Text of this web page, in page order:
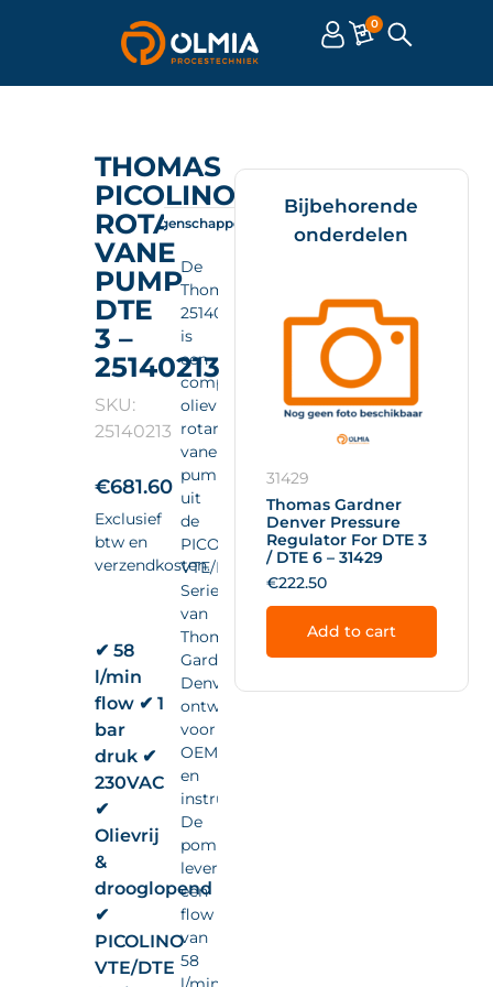
0
THOMAS
PICOLINO
ROTARY
VANE
PUMP
DTE
3 –
25140213
SKU:
25140213
€681.60
Exclusief
btw en
verzendkosten.
✔ 58
l/min
flow ✔ 1
bar
druk ✔
230VAC
✔
Olievrij
&
drooglopend
✔
PICOLINO
VTE/DTE
Omschrijving Eigenschappen Documenten
De
Thomas
25140213
is
een
compacte
olievrije
rotary
vane
pump
uit
de
PICOLINO
VTE/DTE
Series
van
Thomas
Gardner
Denver,
ontwikkeld
voor
OEM-
en
instrumentintegratie.
De
pomp
levert
een
flow
van
58
Bijbehorende
onderdelen
31429
Thomas Gardner
Denver Pressure
Regulator For DTE 3
/ DTE 6 – 31429
€222.50
Add to cart